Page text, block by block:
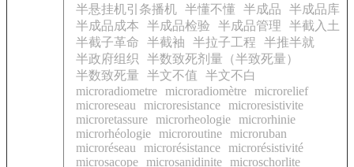
半悬挂机引条播机 半懂不懂 半成品
半成品库
半成品成本
半成品检验 半成品管理
半截入土
半截子革命
半截袖 半拉子工程
半推半就
半政府组织
半数致死剂量（半致死量）
半数致死量
半文不值
半文不白
microradiometre microradiomètre microrelief
microreseau
microresistance microresistivite
microretassure microrheologie microrhinie
microrhéologie microroutine microruban
microréseau
microrésistance microrésistivité
microsacope microsanidinite microschorlite